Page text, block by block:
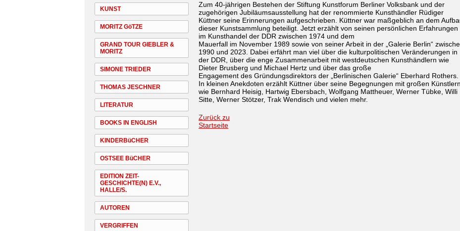
KUNST
MORITZ GöTZE
GRAND TOUR GIEBLER &
MORITZ
SIMONE TRIEDER
THOMAS JESCHNER
LITERATUR
BOOKS IN ENGLISH
KINDERBüCHER
OSTSEE BüCHER
EDITION ZEIT-
GESCHICHTE(N) E.V.,
HALLE/S.
AUTOREN
VERGRIFFEN
Zum 40-jährigen Bestehen der Stiftung Kunstforum Berliner Volksbank und der
zugehörigen Jubiläumsausstellung hat der renommierte Kunsthändler Rüdiger
Küttner seine Erinnerungen aufgeschrieben. Küttner war maßgeblich an dem
dieser Kunstsammlung beteiligt. Jetzt erzählt von seinen persönlichen Erfahrungen
im Kunsthandel der DDR zwischen 1974 und dem
Mauerfall im November 1989 sowie von seiner Arbeit in der „Galerie Berlin“
1990 und 2023. Dabei erfährt man viel über die kulturpolitischen Veränderungen in
der DDR, über die enge Zusammenarbeit mit westdeutschen Kunsthändlern wie
Dieter Brusberg und Michael Hertz und über das große
Engagement des Gründungsdirektors der „Berlinischen Galerie“ Eberhard Rothers.
In kleinen Anekdoten erzählt Küttner über seine Begegnungen mit großen Künstlern
wie Bernhard Heisig, Hartwig Ebersbach, Wolfgang Mattheuer, Werner Tübke, Willi
Sitte, Werner Stötzer, Trak Wendisch und vielen mehr.
Zurück zu
Startseite